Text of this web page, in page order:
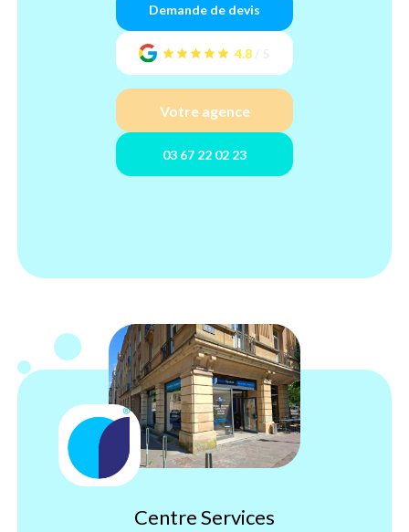
Demande de devis
4.8
Votre agence
03 67 22 02 23
Centre Services